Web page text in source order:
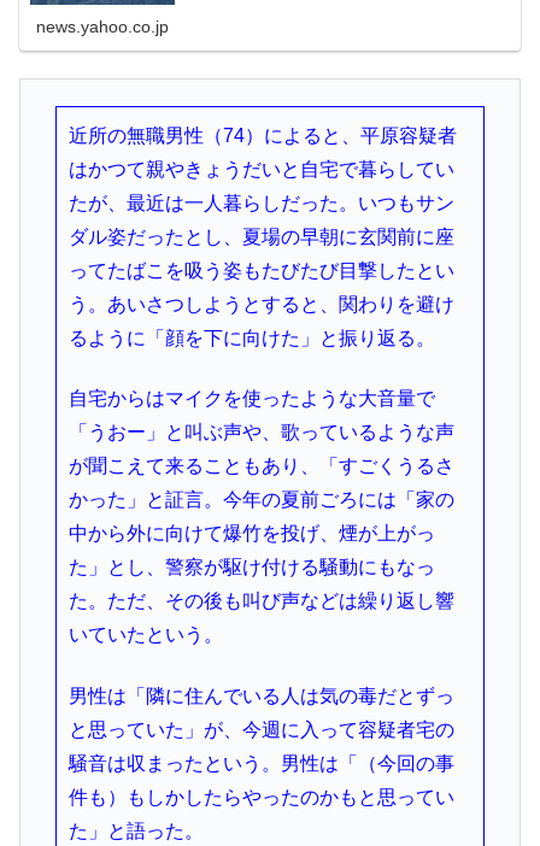
news.yahoo.co.jp
近所の無職男性（74）によると、平原容疑者
はかつて親やきょうだいと自宅で暮らしてい
たが、最近は一人暮らしだった。いつもサン
ダル姿だったとし、夏場の早朝に玄関前に座
ってたばこを吸う姿もたびたび目撃したとい
う。あいさつしようとすると、関わりを避け
るように「顔を下に向けた」と振り返る。
自宅からはマイクを使ったような大音量で
「うおー」と叫ぶ声や、歌っているような声
が聞こえて来ることもあり、「すごくうるさ
かった」と証言。今年の夏前ごろには「家の
中から外に向けて爆竹を投げ、煙が上がっ
た」とし、警察が駆け付ける騒動にもなっ
た。ただ、その後も叫び声などは繰り返し響
いていたという。
男性は「隣に住んでいる人は気の毒だとずっ
と思っていた」が、今週に入って容疑者宅の
騒音は収まったという。男性は「（今回の事
件も）もしかしたらやったのかもと思ってい
た」と語った。